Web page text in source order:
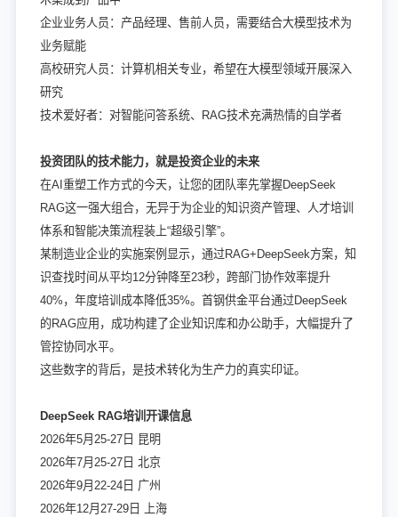
企业业务人员：产品经理、售前人员，需要结合大模型技术为
业务赋能
高校研究人员：计算机相关专业，希望在大模型领域开展深入
研究
技术爱好者：对智能问答系统、RAG技术充满热情的自学者
投资团队的技术能力，就是投资企业的未来
在AI重塑工作方式的今天，让您的团队率先掌握DeepSeek
RAG这一强大组合，无异于为企业的知识资产管理、人才培训
体系和智能决策流程装上“超级引擎”。
某制造业企业的实施案例显示，通过RAG+DeepSeek方案，知
识查找时间从平均12分钟降至23秒，跨部门协作效率提升
40%，年度培训成本降低35%。首钢供金平台通过DeepSeek
的RAG应用，成功构建了企业知识库和办公助手，大幅提升了
管控协同水平。
这些数字的背后，是技术转化为生产力的真实印证。
DeepSeek RAG培训开课信息
2026年5月25-27日 昆明
2026年7月25-27日 北京
2026年9月22-24日 广州
2026年12月27-29日 上海